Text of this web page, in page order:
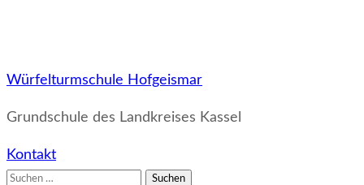
Würfelturmschule Hofgeismar
Grundschule des Landkreises Kassel
Kontakt
Suchen